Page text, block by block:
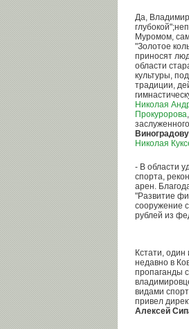
Да,
Муромом,
"Золотое
приносят
области
культуры,
традиции,
Николая
Прокуророва
Виноградову
Николая
- В области
спорта,
арен.
"Развитие
сооружение
рублей из
Кстати,
недавно в
пропаганды
видами
привел
Алексей